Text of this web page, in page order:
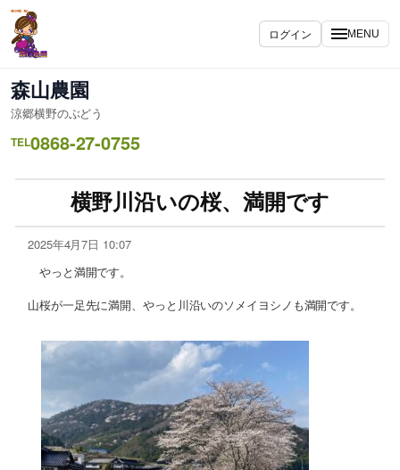
ログイン MENU
森山農園
涼郷横野のぶどう
TEL0868-27-0755
横野川沿いの桜、満開です
2025年4月7日 10:07
やっと満開です。
山桜が一足先に満開、やっと川沿いのソメイヨシノも満開です。